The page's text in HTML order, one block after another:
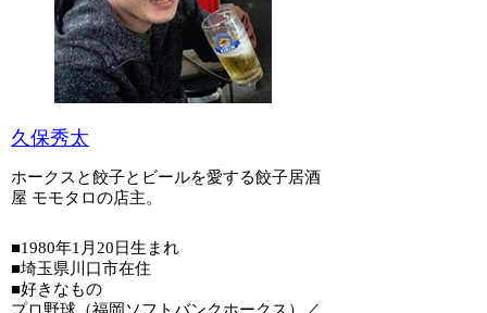
久保秀太
ホークスと餃子とビールを愛する餃子居酒
屋 モモタロの店主。
■1980年1月20日生まれ
■埼玉県川口市在住
■好きなもの